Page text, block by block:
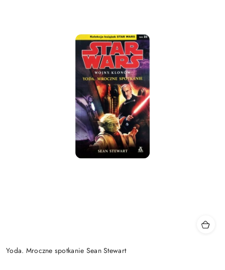
Yoda. Mroczne spotkanie Sean Stewart